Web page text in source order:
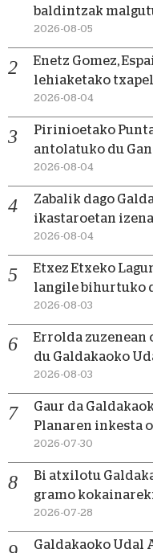
baldintzak
2026-08-05
Enetz Gomez,
lehiaketako
2026-08-04
Pirinioetako
antolatuko du
2026-08-04
Zabalik dago
ikastaroetan
2026-08-04
Etxez Etxeko
langile bihurtuko
2026-08-03
Errolda zuzenean
du Galdakaoko
2026-08-03
Gaur da
Planaren inkesta
2026-07-30
Bi atxilotu
gramo
2026-07-28
Galdakaoko Udal